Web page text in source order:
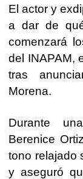
El actor y
a dar de
comenzará
del INAPAM,
tras
Morena.
Durante
Berenice
tono relajado
y aseguró